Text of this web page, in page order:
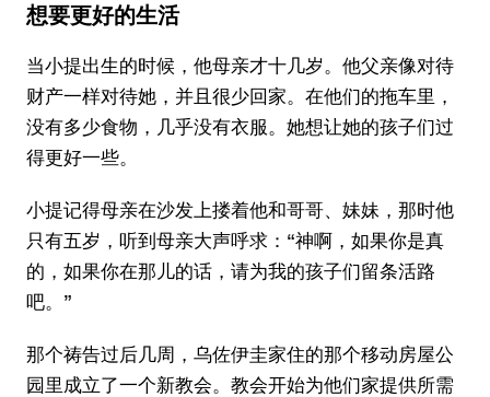
想要更好的生活
当小提出生的时候，他母亲才十几岁。他父亲像对待
财产一样对待她，并且很少回家。在他们的拖车里，
没有多少食物，几乎没有衣服。她想让她的孩子们过
得更好一些。
小提记得母亲在沙发上搂着他和哥哥、妹妹，那时他
只有五岁，听到母亲大声呼求：“神啊，如果你是真
的，如果你在那儿的话，请为我的孩子们留条活路
吧。”
那个祷告过后几周，乌佐伊圭家住的那个移动房屋公
园里成立了一个新教会。教会开始为他们家提供所需